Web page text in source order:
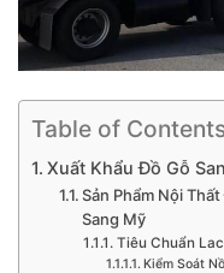
Table of
Xuất Khẩu Đồ Gỗ
Sản Phẩm Nội
Sang Mỹ
Tiêu Chuẩn
Kiểm Soát